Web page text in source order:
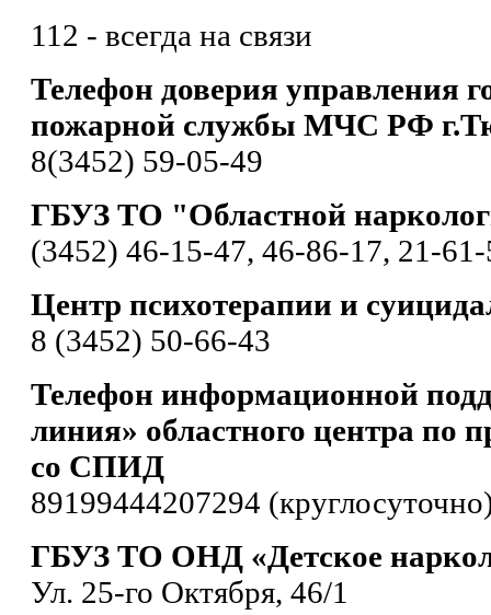
112 - всегда на связи
Телефон доверия управления
пожарной службы МЧС РФ
8(3452) 59-05-49
ГБУЗ ТО "Областной
(3452) 46-15-47, 46-86-17, 21-
Центр психотерапии и
8 (3452) 50-66-43
Телефон информационной
линия» областного центра по
со СПИД
89199444207294
ГБУЗ ТО ОНД «Детское
Ул. 25-го Октября, 46/1